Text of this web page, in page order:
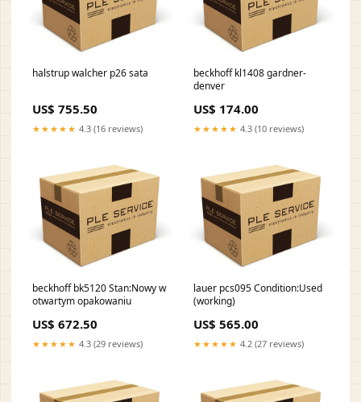
halstrup walcher p26 sata
US$ 755.50
★★★★★ 4.3 (16 reviews)
beckhoff kl1408 gardner-
denver
US$ 174.00
★★★★★ 4.3 (10 reviews)
beckhoff bk5120 Stan:Nowy w
otwartym opakowaniu
US$ 672.50
★★★★★ 4.3 (29 reviews)
lauer pcs095 Condition:Used
(working)
US$ 565.00
★★★★★ 4.2 (27 reviews)